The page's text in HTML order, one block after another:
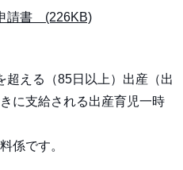
請書 (226KB)
超える（85日以上）出産（出
に支給される出産育児一時
係です。